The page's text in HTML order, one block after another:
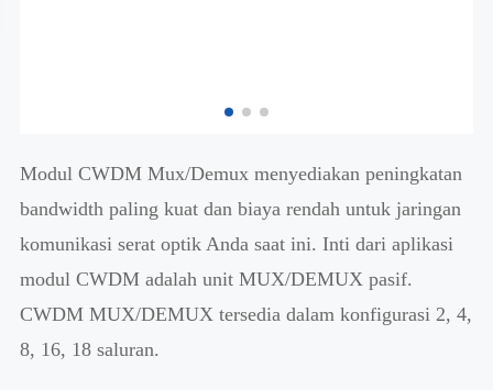
Modul CWDM Mux/Demux menyediakan peningkatan
bandwidth paling kuat dan biaya rendah untuk jaringan
komunikasi serat optik Anda saat ini. Inti dari aplikasi
modul CWDM adalah unit MUX/DEMUX pasif.
CWDM MUX/DEMUX tersedia dalam konfigurasi 2, 4,
8, 16, 18 saluran.